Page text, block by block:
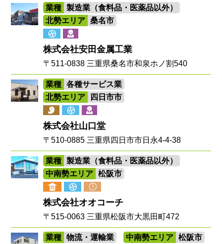
業種
製造業（食料品・医薬品以外）
北勢エリア
桑名市
株式会社安田金属工業
〒511-0838 三重県桑名市和泉ホノ割540
業種
各種サービス業
北勢エリア
四日市市
株式会社山口堂
〒510-0885 三重県四日市市日永4-4-38
業種
製造業（食料品・医薬品以外）
中南勢エリア
松阪市
株式会社オオコーチ
〒515-0063 三重県松阪市大黒田町472
業種 物流・運輸業 中南勢エリア 松阪市